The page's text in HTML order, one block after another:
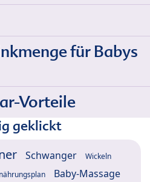
für Babys
Vorteile
geklickt
Schwanger Wickeln
Baby-Massage